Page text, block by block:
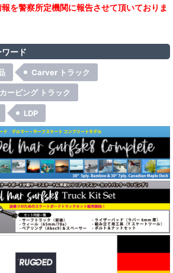
を警察所定機関に報告させて頂いておりま
ード
Carver トラック
カービング トラック
LDP